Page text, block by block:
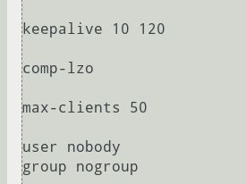
keepalive 10 120
comp-lzo
max-clients 50
user nobody
group nogroup